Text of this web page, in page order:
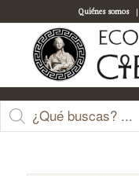
Quiénes somos
Terra Sana